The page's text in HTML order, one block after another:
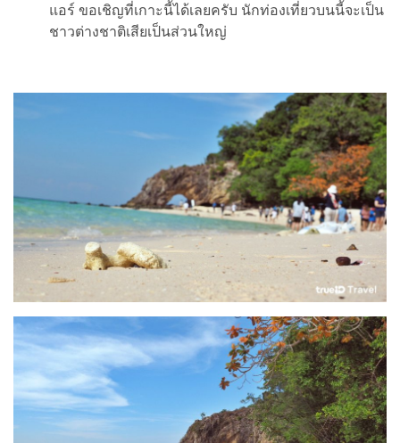
แอร์ ขอเชิญที่เกาะนี้ได้เลยครับ นักท่องเที่ยวบนนี้จะเป็น
ชาวต่างชาติเสียเป็นส่วนใหญ่